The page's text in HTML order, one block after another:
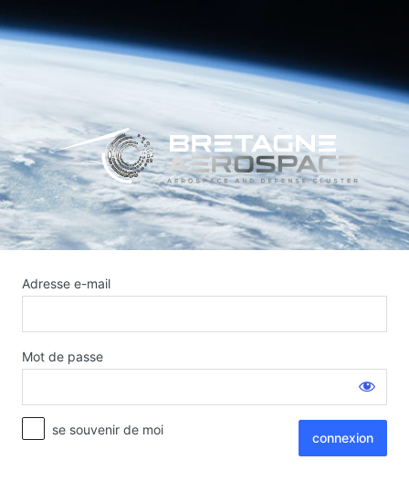
connexion
Adresse e-mail
Mot de passe
se souvenir de moi